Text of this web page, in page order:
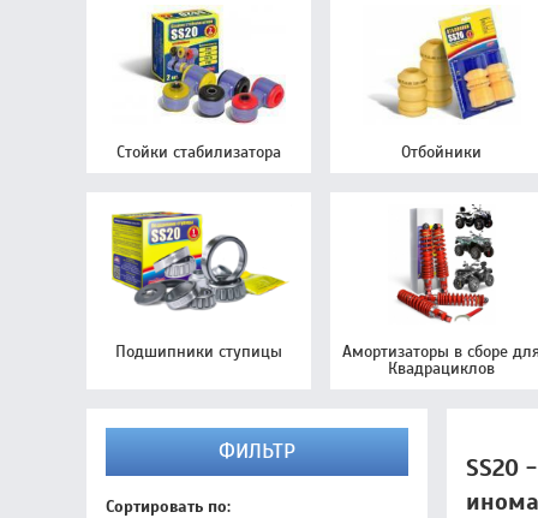
Стойки стабилизатора Отбойники
Подшипники ступицы
Амортизаторы в сборе
Квадрациклов
ФИЛЬТР
Сортировать по:
SS20